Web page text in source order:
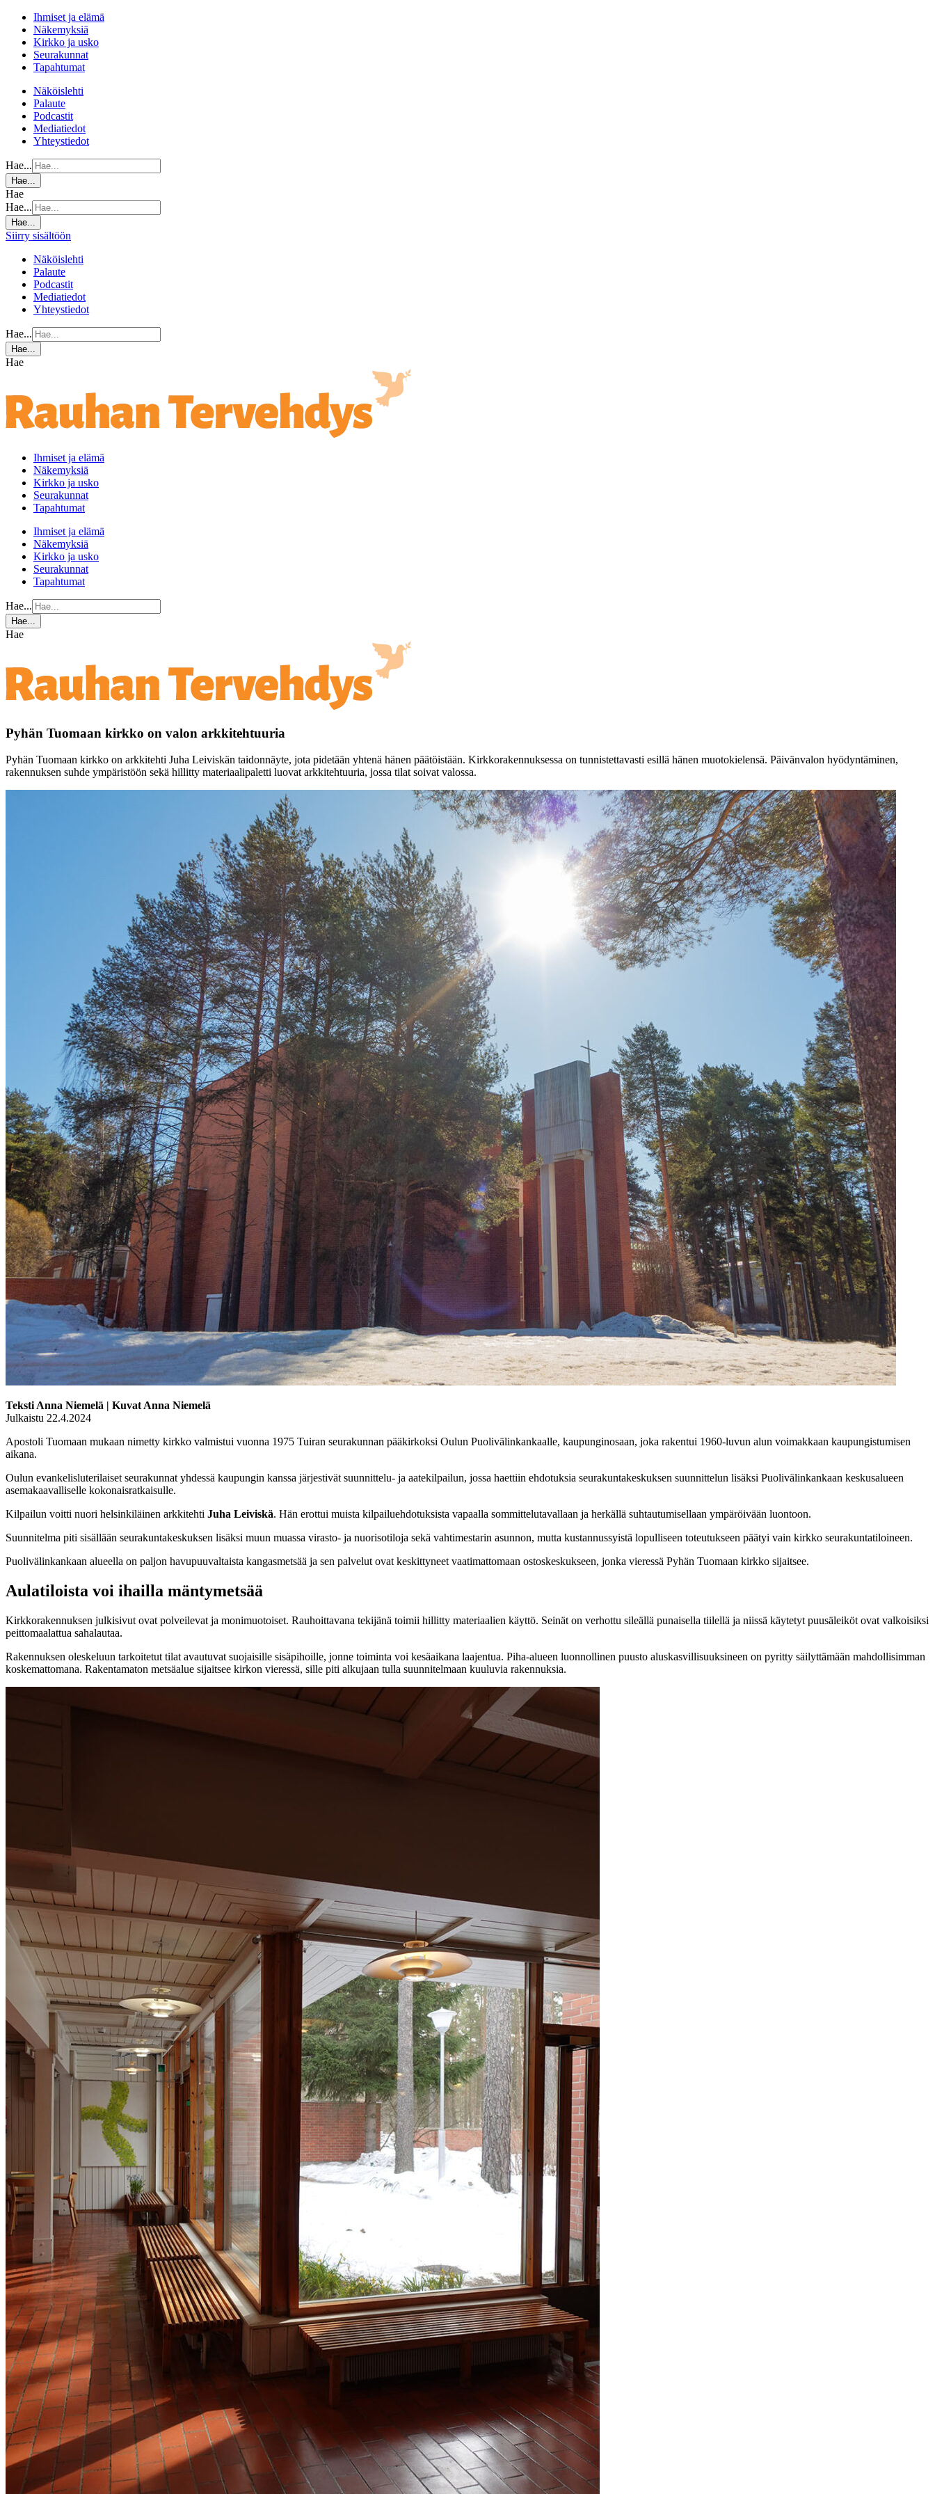
Ihmiset ja elämä
Näkemyksiä
Kirkko ja usko
Seurakunnat
Tapahtumat
Näköislehti
Palaute
Podcastit
Mediatiedot
Yhteystiedot
Hae...
Hae...
Hae
Hae...
Hae...
Siirry sisältöön
Näköislehti
Palaute
Podcastit
Mediatiedot
Yhteystiedot
Hae...
Hae...
Hae
Ihmiset ja elämä
Näkemyksiä
Kirkko ja usko
Seurakunnat
Tapahtumat
Ihmiset ja elämä
Näkemyksiä
Kirkko ja usko
Seurakunnat
Tapahtumat
Hae...
Hae...
Hae
Pyhän Tuomaan kirkko on valon arkkitehtuuria
Pyhän Tuomaan kirkko on arkkitehti Juha Leiviskän taidonnäyte, jota pidetään yhtenä hänen päätöistään. Kirkkorakennuksessa on tunnistettavasti esillä hänen muotokielensä. Päivänvalon hyödyntäminen,
rakennuksen suhde ympäristöön sekä hillitty materiaalipaletti luovat arkkitehtuuria, jossa tilat soivat valossa.
Teksti Anna Niemelä | Kuvat Anna Niemelä
Julkaistu 22.4.2024
Apostoli Tuomaan mukaan nimetty kirkko valmistui vuonna 1975 Tuiran seurakunnan pääkirkoksi Oulun Puolivälinkankaalle, kaupunginosaan, joka rakentui 1960-luvun alun voimakkaan kaupungistumisen
aikana.
Oulun evankelisluterilaiset seurakunnat yhdessä kaupungin kanssa järjestivät suunnittelu- ja aatekilpailun, jossa haettiin ehdotuksia seurakuntakeskuksen suunnittelun lisäksi Puolivälinkankaan keskusalueen
asemakaavalliselle kokonaisratkaisulle.
Kilpailun voitti nuori helsinkiläinen arkkitehti Juha Leiviskä. Hän erottui muista kilpailuehdotuksista vapaalla sommittelutavallaan ja herkällä suhtautumisellaan ympäröivään luontoon.
Suunnitelma piti sisällään seurakuntakeskuksen lisäksi muun muassa virasto- ja nuorisotiloja sekä vahtimestarin asunnon, mutta kustannussyistä lopulliseen toteutukseen päätyi vain kirkko seurakuntatiloineen.
Puolivälinkankaan alueella on paljon havupuuvaltaista kangasmetsää ja sen palvelut ovat keskittyneet vaatimattomaan ostoskeskukseen, jonka vieressä Pyhän Tuomaan kirkko sijaitsee.
Aulatiloista voi ihailla mäntymetsää
Kirkkorakennuksen julkisivut ovat polveilevat ja monimuotoiset. Rauhoittavana tekijänä toimii hillitty materiaalien käyttö. Seinät on verhottu sileällä punaisella tiilellä ja niissä käytetyt puusäleiköt ovat valkoisiksi
peittomaalattua sahalautaa.
Rakennuksen oleskeluun tarkoitetut tilat avautuvat suojaisille sisäpihoille, jonne toiminta voi kesäaikana laajentua. Piha-alueen luonnollinen puusto aluskasvillisuuksineen on pyritty säilyttämään mahdollisimman
koskemattomana. Rakentamaton metsäalue sijaitsee kirkon vieressä, sille piti alkujaan tulla suunnitelmaan kuuluvia rakennuksia.